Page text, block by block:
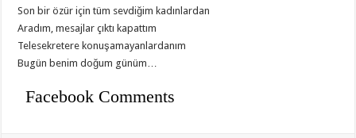
Son bir özür için tüm sevdiğim kadınlardan
Aradım, mesajlar çıktı kapattım
Telesekretere konuşamayanlardanım
Bugün benim doğum günüm…
Facebook Comments